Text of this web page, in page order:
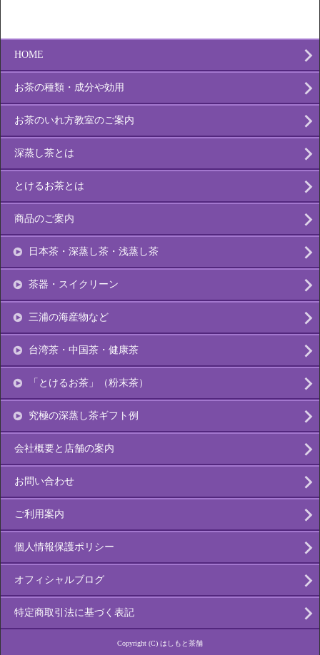
HOME
お茶の種類・成分や効用
お茶のいれ方教室のご案内
深蒸し茶とは
とけるお茶とは
商品のご案内
日本茶・深蒸し茶・浅蒸し茶
茶器・スイクリーン
三浦の海産物など
台湾茶・中国茶・健康茶
「とけるお茶」（粉末茶）
究極の深蒸し茶ギフト例
会社概要と店舗の案内
お問い合わせ
ご利用案内
個人情報保護ポリシー
オフィシャルブログ
特定商取引法に基づく表記
Copyright (C) はしもと茶舗